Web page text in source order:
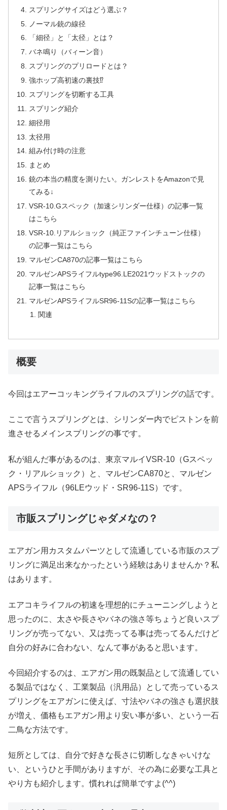
スプリングサイズはどう選ぶ？
ノーマル銃の線径
「細径」と「太径」とは？
バネ鳴り（バィーン音）
スプリングのプリロードとは？
強ホップ高初速の裏技⁉︎
スプリングを切断する工具
スプリング紹介
細径用
太径用
組み付け時の注意
まとめ
銃の本当の精度を測りたい。ガンレストをAmazonで見
てみる↓
VSR-10.Gスペック（加速シリンダー仕様）の記事一覧
はこちら
VSR-10.リアルショック（純正ファインチューン仕様）
の記事一覧はこちら
マルゼンCA870の記事一覧はこちら
マルゼンAPSライフルtype96.LE2021ウッドストックの
記事一覧はこちら
マルゼンAPSライフルSR96-11Sの記事一覧はこちら
関連
概要
今回はエアーコッキングライフルのスプリングの話です。
ここで言うスプリングとは、シリンダー内でピストンを前
進させるメインスプリングの事です。
私が組んだ事があるのは、東京マルイVSR-10（Gスペッ
ク・リアルショック）と、マルゼンCA870と、マルゼン
APSライフル（96LEウッド・SR96-11S）です。
市販スプリングじゃダメなの？
エアガン用カスタムパーツとして流通している市販のスプ
リングに満足出来なかったという経験はありませんか？私
はあります。
エアコキライフルの初速を理想的にチューニングしようと
思ったのに、太さや長さやバネの強さ等ちょうど良いスプ
リングが売ってない、又は売ってる事は売ってるんだけど
自分の好みに合わない、なんて事があると思います。
今回紹介するのは、エアガン用の既製品として流通してい
る製品ではなく、工業製品（汎用品）として売っているス
プリングをエアガンに使えば、寸法やバネの強さも選択肢
が増え、価格もエアガン用より安い事が多い、という一石
二鳥な方法です。
短所としては、自分で好きな長さに切断しなきゃいけな
い、というひと手間がありますが、その為に必要な工具と
やり方も紹介します。慣れれば簡単ですよ(^^)